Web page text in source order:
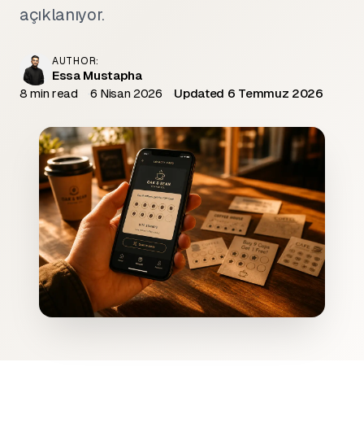
açıklanıyor.
AUTHOR:
Essa Mustapha
8 min read
6 Nisan 2026 Updated 6 Temmuz 2026